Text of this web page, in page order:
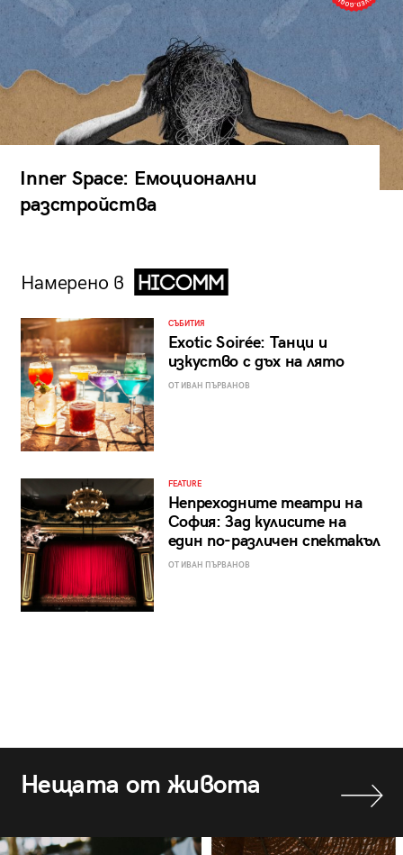
Inner Space: Емоционални
разстройства
Намерено в
СЪБИТИЯ
Exotic Soirée: Танци и
изкуство с дъх на лято
ОТ ИВАН ПЪРВАНОВ
FEATURE
Непреходните театри на
София: Зад кулисите на
един по-различен спектакъл
ОТ ИВАН ПЪРВАНОВ
Нещата от живота